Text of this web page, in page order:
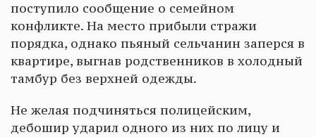
поступило сообщение о семейном
конфликте. На место прибыли стражи
порядка, однако пьяный сельчанин заперся в
квартире, выгнав родственников в холодный
тамбур без верхней одежды.
Не желая подчиняться полицейским,
дебошир ударил одного из них по лицу и